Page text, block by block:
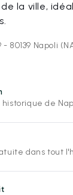
la ville,
80139 Napoli
de
dans tout